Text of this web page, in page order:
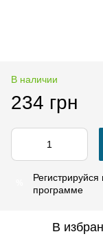
В наличии
234 грн
Регистрируйся
программе
В